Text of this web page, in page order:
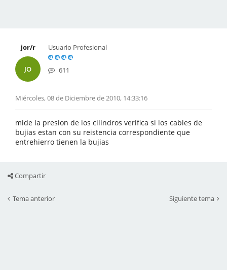
jor/r
JO
Usuario Profesional
611
Miércoles, 08 de Diciembre de 2010, 14:33:16
mide la presion de los cilindros verifica si los cables de
bujias estan con su reistencia correspondiente que
entrehierro tienen la bujias
Compartir
Tema anterior Siguiente tema